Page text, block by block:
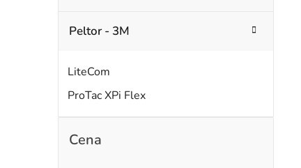
Peltor - 3M
LiteCom
ProTac XPi Flex
Cena